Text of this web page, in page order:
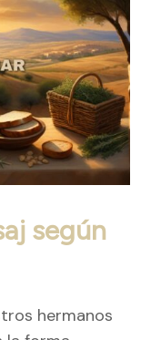
según
hermanos